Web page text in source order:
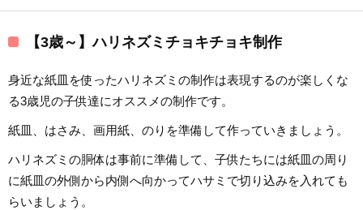
【3歳～】ハリネズミチョキチョキ制作
身近な紙皿を使ったハリネズミの制作は表現するのが楽しくな
る3歳児の子供達にオススメの制作です。
紙皿、はさみ、画用紙、のりを準備して作っていきましょう。
ハリネズミの胴体は事前に準備して、子供たちには紙皿の周り
に紙皿の外側から内側へ向かってハサミで切り込みを入れても
らいましょう。